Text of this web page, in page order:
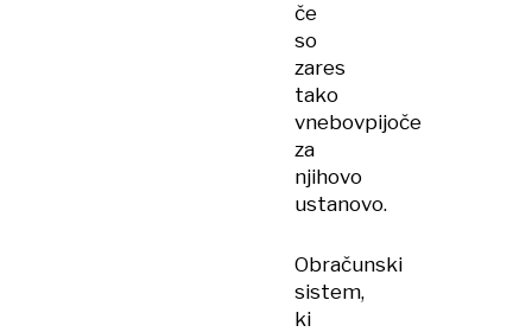
če
so
zares
tako
vnebovpijoče
za
njihovo
ustanovo.
Obračunski
sistem,
ki